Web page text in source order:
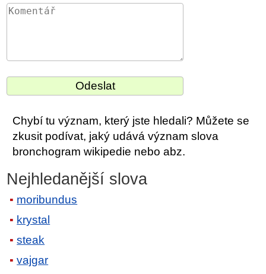
Chybí tu význam, který jste hledali? Můžete se
zkusit podívat, jaký udává význam slova
bronchogram wikipedie nebo abz.
Nejhledanější slova
moribundus
krystal
steak
vajgar